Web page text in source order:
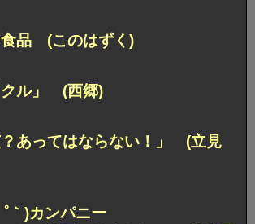
食品 (このはずく)
クル」 (西郷)
？あってはならない！」 (立見
｀)カンパニー